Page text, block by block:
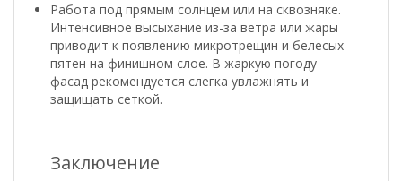
Работа под прямым солнцем или на сквозняке.
Интенсивное высыхание из-за ветра или жары
приводит к появлению микротрещин и белесых
пятен на финишном слое. В жаркую погоду
фасад рекомендуется слегка увлажнять и
защищать сеткой.
Заключение